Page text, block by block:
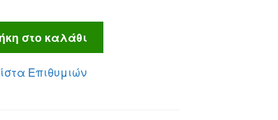
στο καλάθι
Επιθυμιών